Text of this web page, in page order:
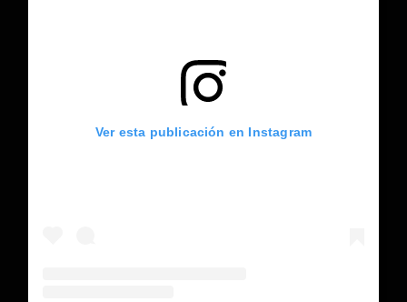
Ver esta publicación en Instagram